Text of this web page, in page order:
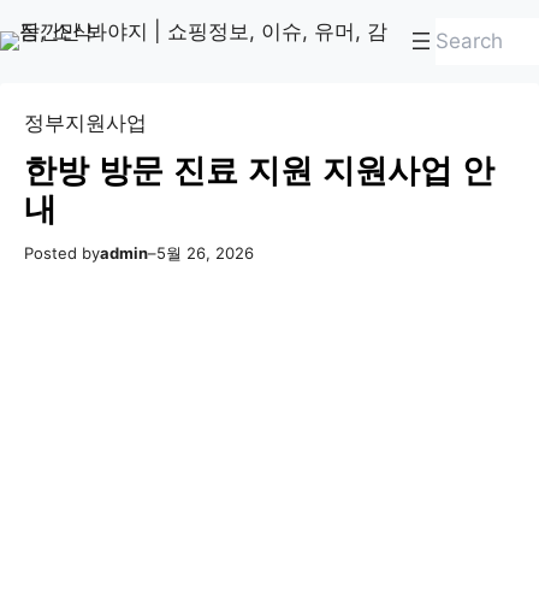
텐
to
검
정부지원사업
한방 방문 진료 지원 지원사업 안
내
Posted byadmin–5월 26, 2026